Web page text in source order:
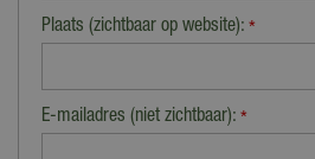
Plaats (zichtbaar op website): *
E-mailadres (niet zichtbaar): *